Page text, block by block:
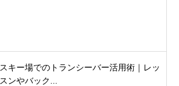
スキー場でのトランシーバー活用術｜レッ
スンやバック...